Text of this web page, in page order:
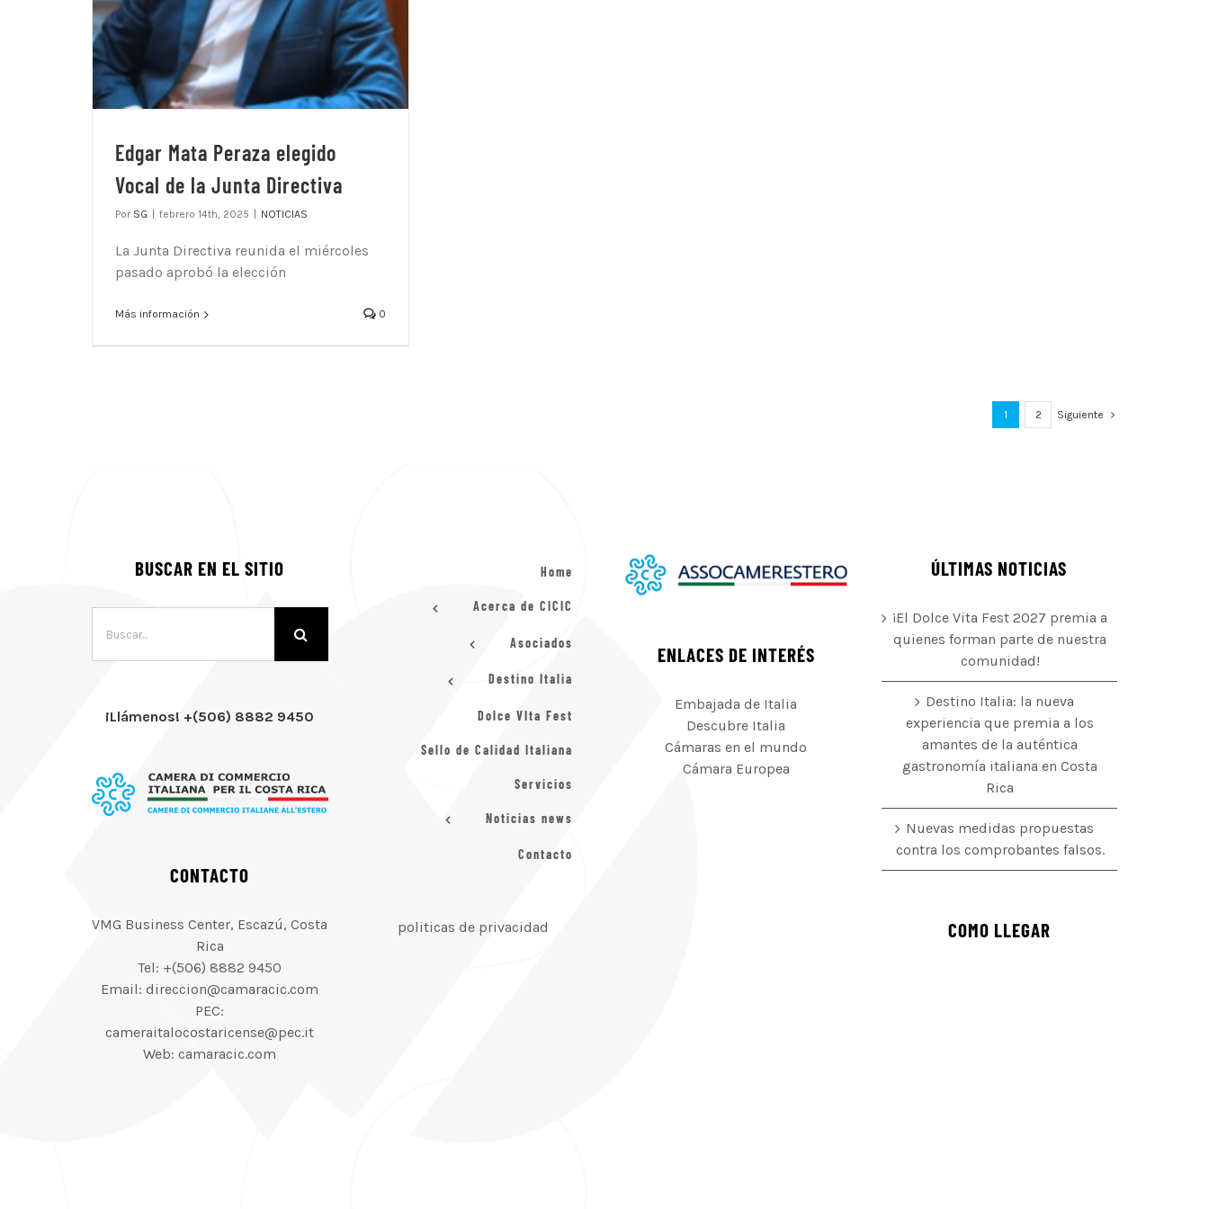
Edgar Mata Peraza elegido
Vocal de la Junta Directiva
Por SG febrero 14th, 2025 NOTICIAS
La Junta Directiva reunida el miércoles
pasado aprobó la elección
Más información 0
1 2 Siguiente
BUSCAR EN EL SITIO
¡Llámenos! +(506) 8882 9450
CONTACTO
VMG Business Center, Escazú, Costa
Rica
Tel: +(506) 8882 9450
Email: direccion@camaracic.com
PEC:
cameraitalocostaricense@pec.it
Web: camaracic.com
Home
Acerca de CICIC
Asociados
Destino Italia
Dolce VIta Fest
Sello de Calidad Italiana
Servicios
Noticias news
Contacto
politicas de privacidad
ENLACES DE INTERÉS
Embajada de Italia
Descubre Italia
Cámaras en el mundo
Cámara Europea
ÚLTIMAS NOTICIAS
¡El Dolce Vita Fest 2027 premia a
quienes forman parte de nuestra
comunidad!
Destino Italia: la nueva
experiencia que premia a los
amantes de la auténtica
gastronomía italiana en Costa
Rica
Nuevas medidas propuestas
contra los comprobantes falsos.
COMO LLEGAR